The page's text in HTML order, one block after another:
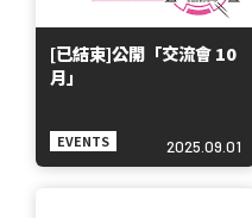
[已結束]公開「交流會 10
月」
EVENTS 2025.09.01